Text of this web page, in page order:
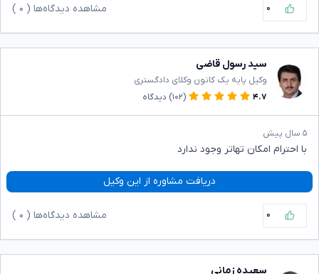
۰ مشاهده دیدگاه‌ها ( ۰
سید رسول قاضی
وکیل پایه یک کانون وکلای دادگستری
۴.۷
(۱۰۲) دیدگاه
۵ سال پیش
با احترام امکان تهاتر وجود ندارد
دریافت مشاوره از این وکیل
۰ مشاهده دیدگاه‌ها ( ۰
سعیده زمانی